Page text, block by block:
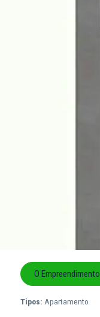
O Empreendimento
Tipos: Apartamento